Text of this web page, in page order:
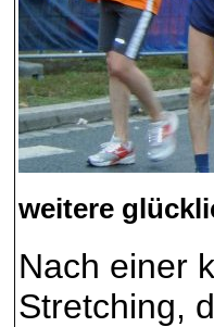
weitere
Nach einer
Stretching,